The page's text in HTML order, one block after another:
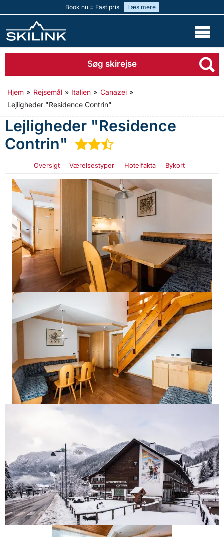
Book nu = Fast pris Læs mere
Søg skirejse
Hjem » Rejsemål » Italien » Canazei »
Lejligheder "Residence Contrin"
Lejligheder "Residence
Contrin"
★★½
Oversigt Værelsestyper Hotelfakta Bykort